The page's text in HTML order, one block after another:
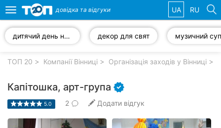
компанії
рубрики:
Toggle
navigation
довідка та відгуки UA RU
дитячий день народження декор для свят
ТОП 20 Компанії Вінниці Організація заходів у Вінниці
Капітошка, арт-група
5.0 2 Додати відгук